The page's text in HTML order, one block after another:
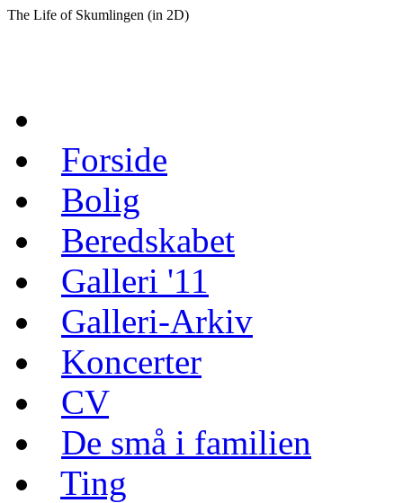
The Life of Skumlingen (in 2D)
Forside
Bolig
Beredskabet
Galleri '11
Galleri-Arkiv
Koncerter
CV
De små i familien
Ting